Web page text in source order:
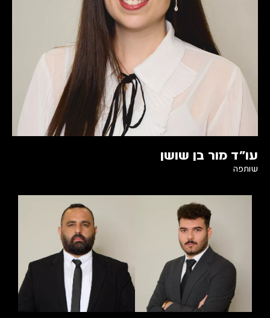
עו״ד מור בן שושן
שותפה